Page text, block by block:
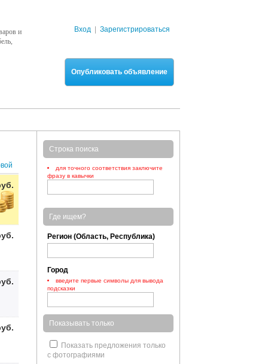
и
Вход Зарегистрироваться
Опубликовать объявление
Строка поиска
для точного соответствия заключите
фразу в кавычки
Где ищем?
Регион (Область, Республика)
Город
введите первые символы для вывода
подсказки
Показывать только
Показать предложения только
с фотографиями